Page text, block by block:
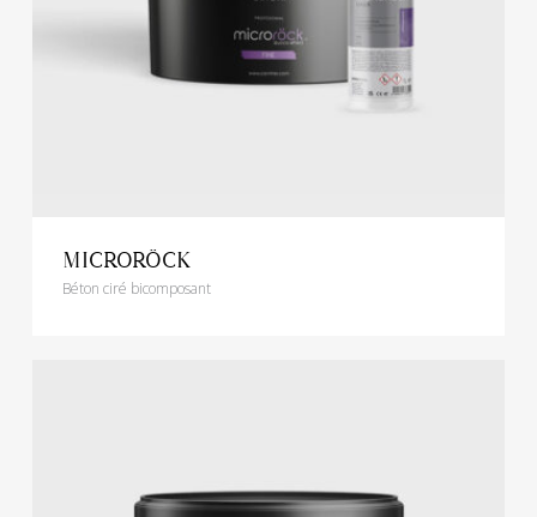
MICRORÖCK
Béton ciré bicomposant